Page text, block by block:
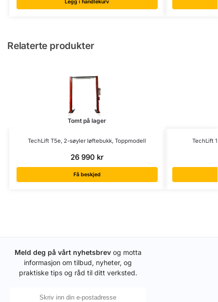
Legg i handlekurv
Relaterte produkter
Tomt på lager
TechLift T5e, 2-søyler løftebukk, Toppmodell
26 990 kr
Få beskjed
TechLift
Meld deg på vårt nyhetsbrevog motta
informasjon om tilbud, nyheter, og
praktiske tips og råd til ditt verksted.